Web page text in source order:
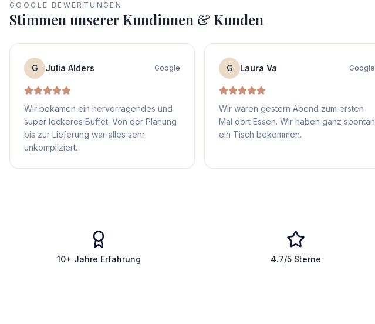
GOOGLE BEWERTUNGEN
Stimmen unserer Kundinnen & Kunden
G Julia Alders Google
Wir bekamen ein hervorragendes und
super leckeres Buffet. Von der Planung
bis zur Lieferung war alles sehr
unkompliziert.
G Laura Va Google
Wir waren gestern Abend zum ersten
Mal dort Essen. Wir haben ganz spontan
ein Tisch bekommen.
10+ Jahre Erfahrung 4.7/5 Sterne